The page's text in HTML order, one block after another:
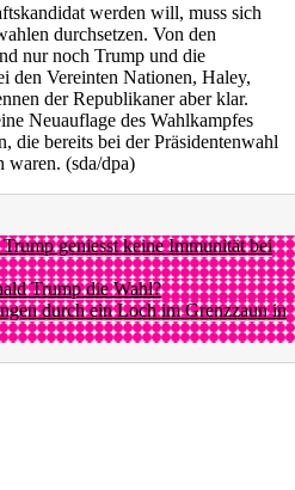
werden will, muss sich
durchsetzen. Von den
nur noch Trump und die
den Vereinten Nationen, Haley,
der Republikaner aber klar.
Neuauflage des Wahlkampfes
die bereits bei der Präsidentenwahl
waren. (sda/dpa)
geniesst keine Immunität bei
Trump die Wahl?
durch ein Loch im Grenzzaun in